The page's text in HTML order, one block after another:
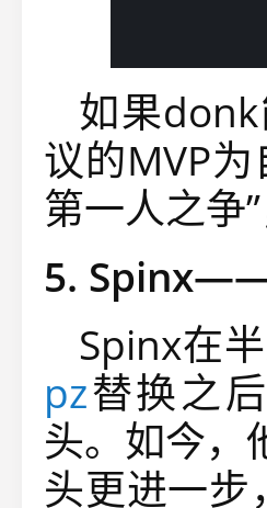
如果
议的MVP
第一人之争
5.
Spinx在
pz替换之
头。如今，
头更进一